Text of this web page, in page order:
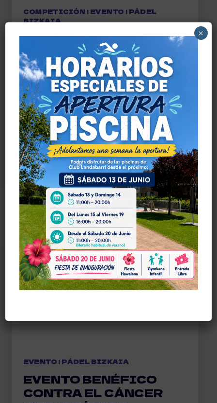
COMPETICIÓN | EVENTO | PÁDEL
BIZKAIA
ADIDAS PADEL TOUR
LLEGA A PADEL
BIZKAIA ZAMUDIO
Por admin junio 2, 2026
Del 24 al 28 de junio, Padel Bizkaia
Zamudio acogerá una prueba del ADIDAS
PADEL TOUR. Una semana de competición,
ambiente de pádel y categorías para
distintos niveles.
LEER MÁS ADIDAS
PADEL
TOUR
LLEGA
A
PADEL
BIZKAIA
ZAMUDIO
EVENTO | PÁDEL BIZKAIA
EVENTO BENÉFICO
CONTRA EL CÁNCER
×